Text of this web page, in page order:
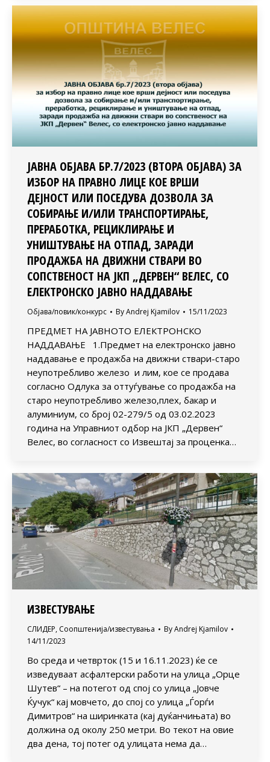
ЈАВНА ОБЈАВА БР.7/2023 (ВТОРА ОБЈАВА) ЗА
ИЗБОР НА ПРАВНО ЛИЦЕ КОЕ ВРШИ
ДЕЈНОСТ ИЛИ ПОСЕДУВА ДОЗВОЛА ЗА
СОБИРАЊЕ И/ИЛИ ТРАНСПОРТИРАЊЕ,
ПРЕРАБОТКА, РЕЦИКЛИРАЊЕ И
УНИШТУВАЊЕ НА ОТПАД, ЗАРАДИ
ПРОДАЖБА НА ДВИЖНИ СТВАРИ ВО
СОПСТВЕНОСТ НА ЈКП „ДЕРВЕН“ ВЕЛЕС, СО
ЕЛЕКТРОНСКО ЈАВНО НАДДАВАЊЕ
Објава/повик/конкурс ByAndrej Kjamilov 15/11/2023
ПРЕДМЕТ НА ЈАВНОТО ЕЛЕКТРОНСКО
НАДДАВАЊЕ 1.Предмет на електронско јавно
наддавање е продажба на движни ствари-старо
неупотребливо железо и лим, кое се продава
согласно Одлука за оттуѓување со продажба на
старо неупотребливо железо,плех, бакар и
алуминиум, со број 02-279/5 од 03.02.2023
година на Управниот одбор на ЈКП „Дервен“
Велес, во согласност со Извештај за проценка…
ИЗВЕСТУВАЊЕ
СЛИДЕР, Соопштенија/известувања ByAndrej Kjamilov
14/11/2023
Во среда и четврток (15 и 16.11.2023) ќе се
изведуваат асфалтерски работи на улица „Орце
Шутев“ – на потегот од спој со улица „Јовче
Ќучук“ кај мовчето, до спој со улица „Ѓорѓи
Димитров“ на ширинката (кај дуќанчињата) во
должина од околу 250 метри. Во текот на овие
два дена, тој потег од улицата нема да…